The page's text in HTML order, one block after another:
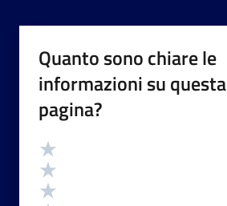
Quanto sono chiare le
informazioni su questa
pagina?
Valutazione